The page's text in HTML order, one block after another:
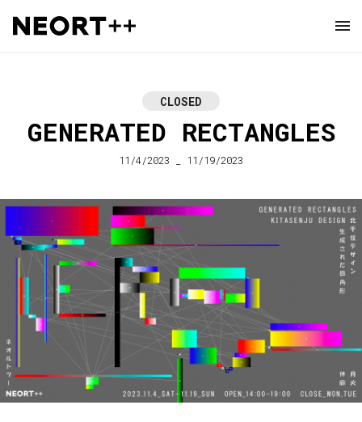
CLOSED
GENERATED RECTANGLES
11/4/2023 _ 11/19/2023